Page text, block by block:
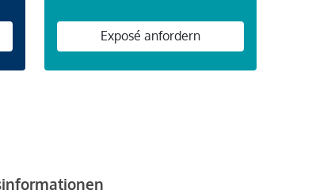
Exposé anfordern